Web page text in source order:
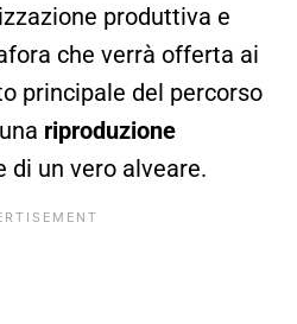
produttiva e
che verrà offerta ai
principale del percorso
riproduzione
di un vero alveare.